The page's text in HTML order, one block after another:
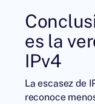
es la
IPv4
La escasez de
reconoce